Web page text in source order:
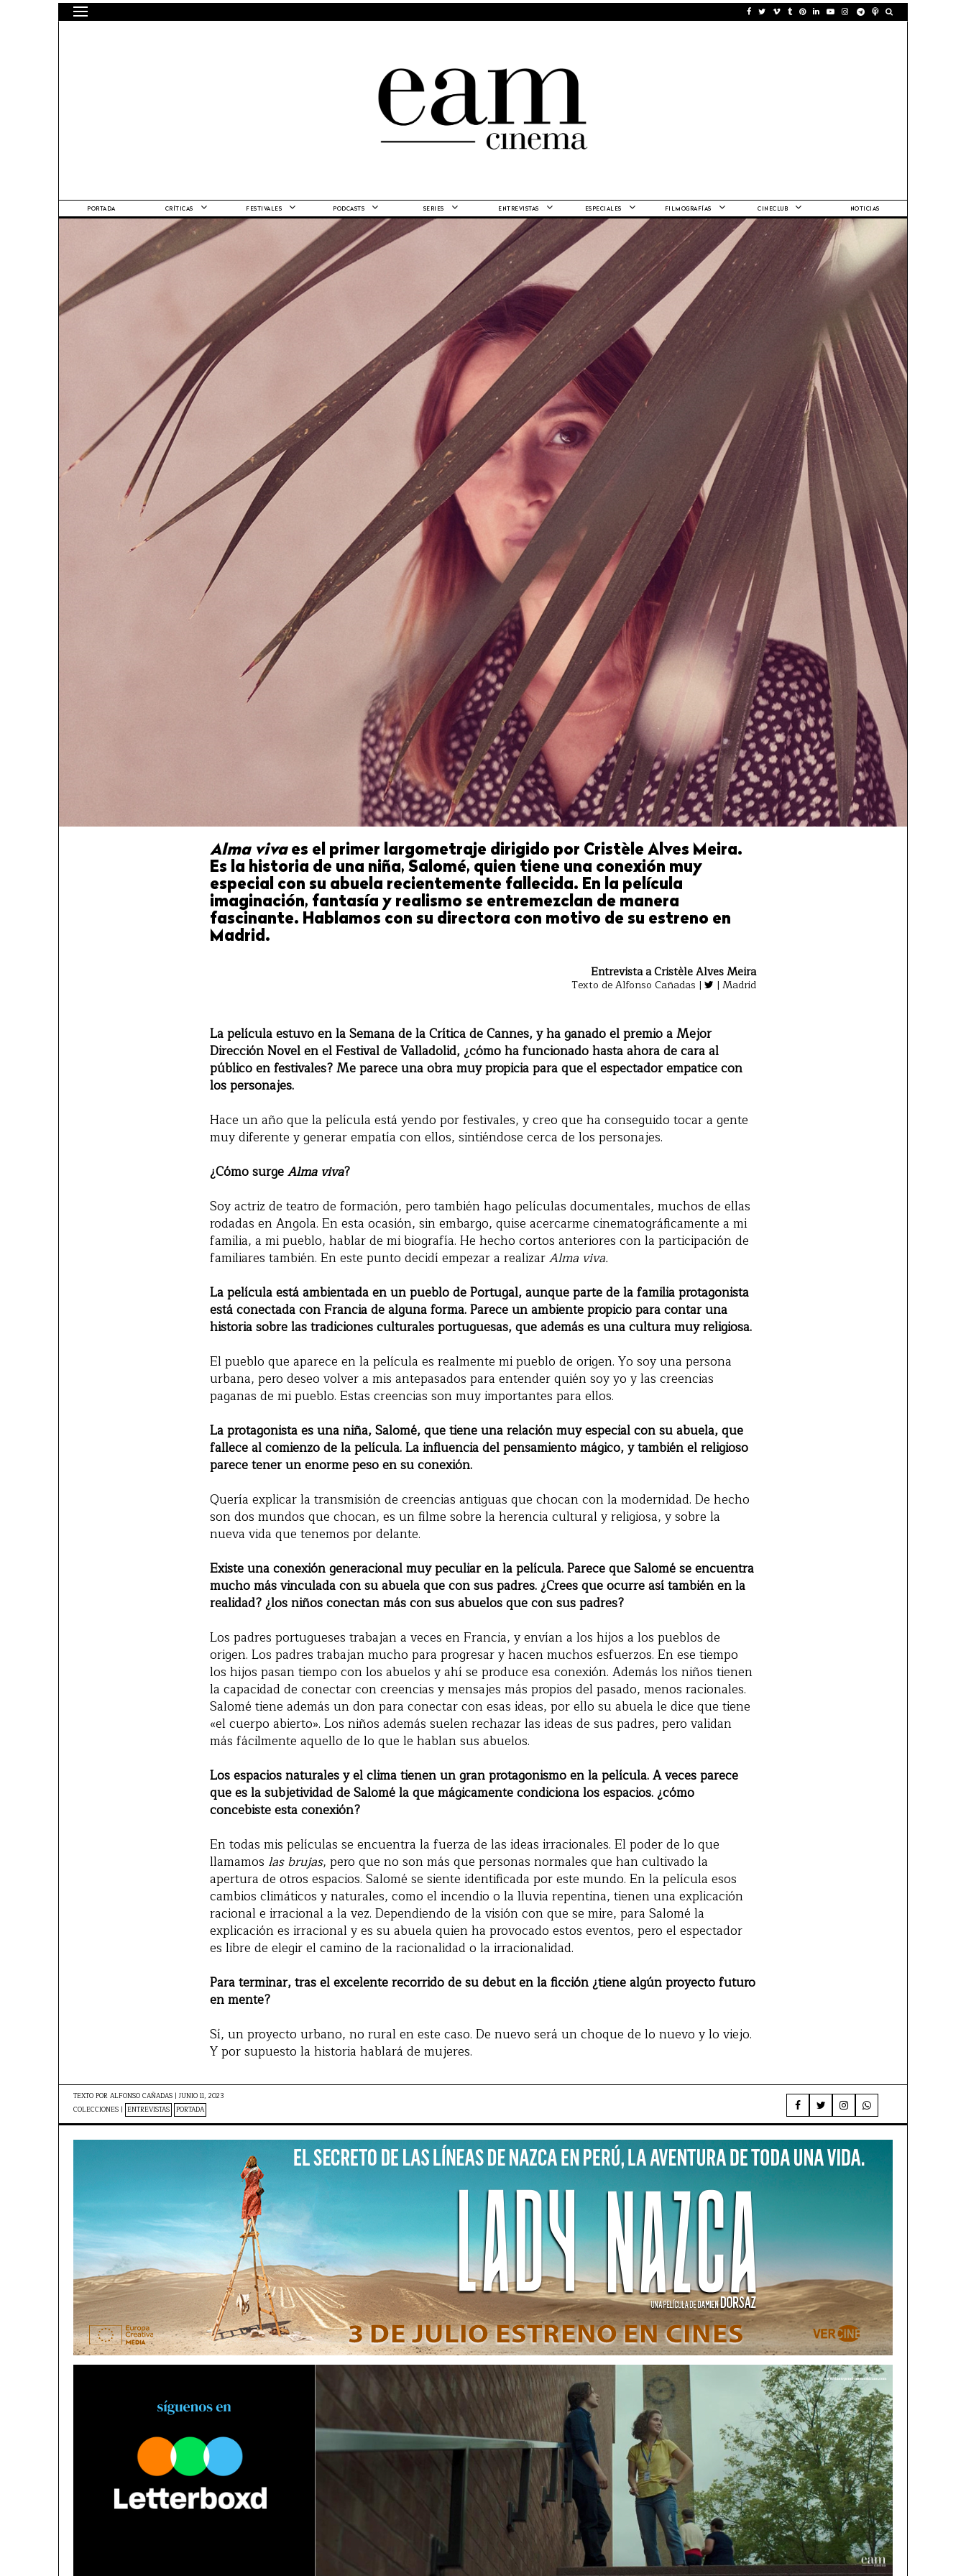
PORTADA CRÍTICAS FESTIVALES PODCASTS SERIES ENTREVISTAS ESPECIALES FILMOGRAFÍAS CINECLUB NOTICIAS
Alma vivaes el primer largometraje dirigido por Cristèle Alves Meira.
Es la historia de una niña, Salomé, quien tiene una conexión muy
especial con su abuela recientemente fallecida. En la película
imaginación, fantasía y realismo se entremezclan de manera
fascinante. Hablamos con su directora con motivo de su estreno en
Madrid.
Entrevista a Cristèle Alves Meira
Texto de Alfonso Cañadas | | Madrid
La película estuvo en la Semana de la Crítica de Cannes, y ha ganado el premio a Mejor
Dirección Novel en el Festival de Valladolid, ¿cómo ha funcionado hasta ahora de cara al
público en festivales? Me parece una obra muy propicia para que el espectador empatice con
los personajes.
Hace un año que la película está yendo por festivales, y creo que ha conseguido tocar a gente
muy diferente y generar empatía con ellos, sintiéndose cerca de los personajes.
¿Cómo surgeAlma viva?
Soy actriz de teatro de formación, pero también hago películas documentales, muchos de ellas
rodadas en Angola. En esta ocasión, sin embargo, quise acercarme cinematográficamente a mi
familia, a mi pueblo, hablar de mi biografía. He hecho cortos anteriores con la participación de
familiares también. En este punto decidí empezar a realizarAlma viva.
La película está ambientada en un pueblo de Portugal, aunque parte de la familia protagonista
está conectada con Francia de alguna forma. Parece un ambiente propicio para contar una
historia sobre las tradiciones culturales portuguesas, que además es una cultura muy religiosa.
El pueblo que aparece en la película es realmente mi pueblo de origen. Yo soy una persona
urbana, pero deseo volver a mis antepasados para entender quién soy yo y las creencias
paganas de mi pueblo. Estas creencias son muy importantes para ellos.
La protagonista es una niña, Salomé, que tiene una relación muy especial con su abuela, que
fallece al comienzo de la película. La influencia del pensamiento mágico, y también el religioso
parece tener un enorme peso en su conexión.
Quería explicar la transmisión de creencias antiguas que chocan con la modernidad. De hecho
son dos mundos que chocan, es un filme sobre la herencia cultural y religiosa, y sobre la
nueva vida que tenemos por delante.
Existe una conexión generacional muy peculiar en la película. Parece que Salomé se encuentra
mucho más vinculada con su abuela que con sus padres. ¿Crees que ocurre así también en la
realidad? ¿los niños conectan más con sus abuelos que con sus padres?
Los padres portugueses trabajan a veces en Francia, y envían a los hijos a los pueblos de
origen. Los padres trabajan mucho para progresar y hacen muchos esfuerzos. En ese tiempo
los hijos pasan tiempo con los abuelos y ahí se produce esa conexión. Además los niños tienen
la capacidad de conectar con creencias y mensajes más propios del pasado, menos racionales.
Salomé tiene además un don para conectar con esas ideas, por ello su abuela le dice que tiene
«el cuerpo abierto». Los niños además suelen rechazar las ideas de sus padres, pero validan
más fácilmente aquello de lo que le hablan sus abuelos.
Los espacios naturales y el clima tienen un gran protagonismo en la película. A veces parece
que es la subjetividad de Salomé la que mágicamente condiciona los espacios. ¿cómo
concebiste esta conexión?
En todas mis películas se encuentra la fuerza de las ideas irracionales. El poder de lo que
llamamos las brujas, pero que no son más que personas normales que han cultivado la
apertura de otros espacios. Salomé se siente identificada por este mundo. En la película esos
cambios climáticos y naturales, como el incendio o la lluvia repentina, tienen una explicación
racional e irracional a la vez. Dependiendo de la visión con que se mire, para Salomé la
explicación es irracional y es su abuela quien ha provocado estos eventos, pero el espectador
es libre de elegir el camino de la racionalidad o la irracionalidad.
Para terminar, tras el excelente recorrido de su debut en la ficción ¿tiene algún proyecto futuro
en mente?
Sí, un proyecto urbano, no rural en este caso. De nuevo será un choque de lo nuevo y lo viejo.
Y por supuesto la historia hablará de mujeres.
TEXTO POR ALFONSO CAÑADAS | JUNIO 11, 2023
COLECCIONES | ENTREVISTAS PORTADA